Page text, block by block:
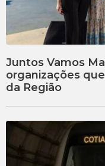
Juntos Vamos
organizações
da Região